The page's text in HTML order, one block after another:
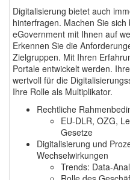
Digitalisierung bietet auch
hinterfragen. Machen Sie
eGovernment mit Ihnen auf
Erkennen Sie die
Zielgruppen. Mit Ihren
Portale entwickelt werden.
wertvoll für die
Ihre Rolle als Multiplikator.
Rechtliche
EU-DLR, OZG,
Gesetze
Digitalisierung und
Wechselwirkungen
Trends: Data-